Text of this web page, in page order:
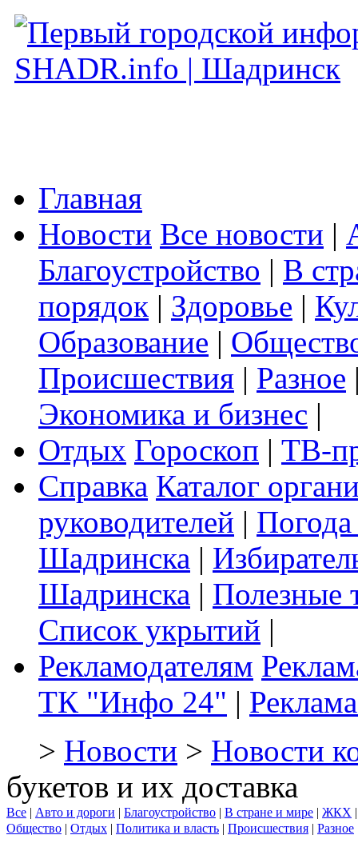
Главная
Новости Все новости |
Благоустройство | В
порядок | Здоровье |
Образование |
Происшествия | Разное
Экономика и бизнес |
Отдых Гороскоп | ТВ-
Справка Каталог
руководителей |
Шадринска |
Шадринска | Полезные
Список укрытий |
Рекламодателям
ТК "Инфо 24" |
> Новости > Новости
букетов и их доставка
Все | Авто и дороги | Благоустройство | В стране и мире | ЖКХ
Общество | Отдых | Политика и власть | Происшествия | Разное